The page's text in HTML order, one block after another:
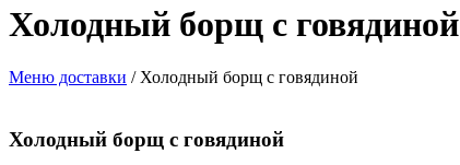
Холодный борщ с говядиной
Меню доставки / Холодный борщ с говядиной
Холодный борщ с говядиной